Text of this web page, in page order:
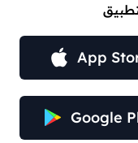
App
Google